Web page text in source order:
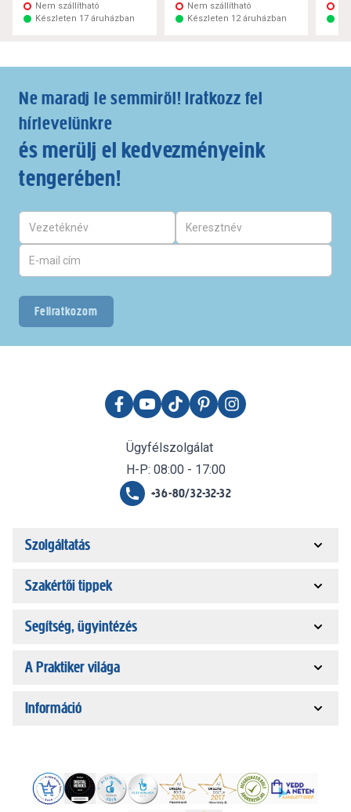
Nem szállítható
Készleten 17 áruházban
Nem szállítható
Készleten 12 áruházban
Ne maradj le semmiről! Iratkozz fel
hírlevelünkre
és merülj el kedvezményeink
tengerében!
Feliratkozom
Ügyfélszolgálat
H-P: 08:00 - 17:00
+36-80/32-32-32
Szolgáltatás
Szakértői tippek
Segítség, ügyintézés
A Praktiker világa
Információ